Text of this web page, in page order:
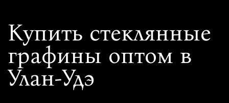
Купить стеклянные
графины оптом в
Улан-Удэ